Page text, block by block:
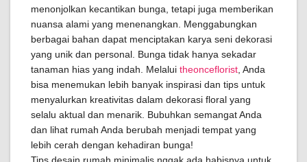
menonjolkan kecantikan bunga, tetapi juga memberikan
nuansa alami yang menenangkan. Menggabungkan
berbagai bahan dapat menciptakan karya seni dekorasi
yang unik dan personal. Bunga tidak hanya sekadar
tanaman hias yang indah. Melalui theonceflorist , Anda
bisa menemukan lebih banyak inspirasi dan tips untuk
menyalurkan kreativitas dalam dekorasi floral yang
selalu aktual dan menarik. Bubuhkan semangat Anda
dan lihat rumah Anda berubah menjadi tempat yang
lebih cerah dengan kehadiran bunga!